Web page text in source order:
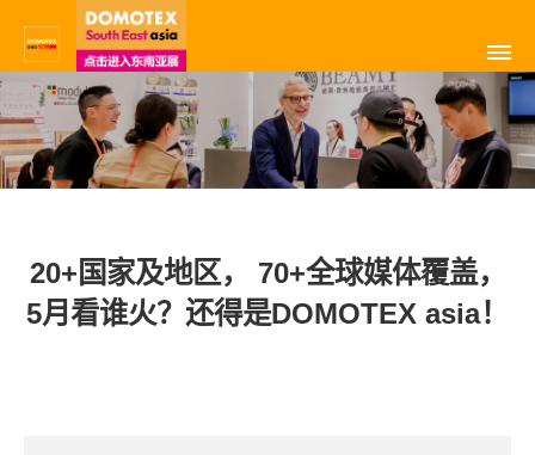
20+国家及地区， 70+全球媒体覆盖，
5月看谁火？还得是DOMOTEX asia！